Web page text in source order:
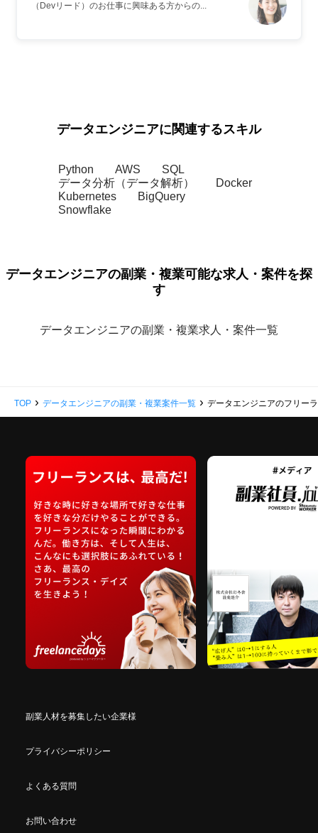
（Devリード）のお仕事に興味ある方からの...
データエンジニアに関連するスキル
Python AWS
SQL
データ分析（データ解析）
Docker
Kubernetes
BigQuery
Snowflake
データエンジニアの副業・複業可能な求人・案件を探
す
データエンジニアの副業・複業求人・案件一覧
TOP › データエンジニアの副業・複業案件一覧 › データエンジニアのフリー
副業人材を募集したい企業様
プライバシーポリシー
よくある質問
お問い合わせ